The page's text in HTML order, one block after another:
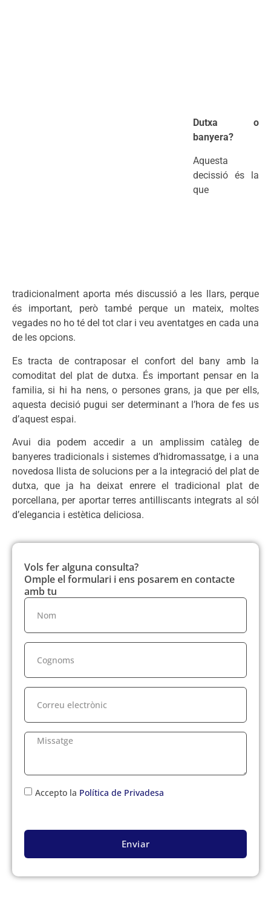
Dutxa o
banyera?
Aquesta
decissió és la
que
tradicionalment aporta més discussió a les llars, perque
és important, però també perque un mateix, moltes
vegades no ho té del tot clar i veu aventatges en cada una
de les opcions.
Es tracta de contraposar el confort del bany amb la
comoditat del plat de dutxa. És important pensar en la
familia, si hi ha nens, o persones grans, ja que per ells,
aquesta decisió pugui ser determinant a l’hora de fes us
d’aquest espai.
Avui dia podem accedir a un amplissim catàleg de
banyeres tradicionals i sistemes d’hidromassatge, i a una
novedosa llista de solucions per a la integració del plat de
dutxa, que ja ha deixat enrere el tradicional plat de
porcellana, per aportar terres antilliscants integrats al sól
d’elegancia i estètica deliciosa.
Vols fer alguna consulta?
Omple el formulari i ens posarem en contacte
amb tu
Accepto la Política de Privadesa
Enviar